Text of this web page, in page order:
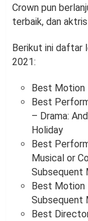
Crown pun
terbaik, dan
Berikut ini daftar
2021:
Best Motion
Best
– Drama:
Holiday
Best
Musical or
Subsequent
Best Motion
Subsequent
Best